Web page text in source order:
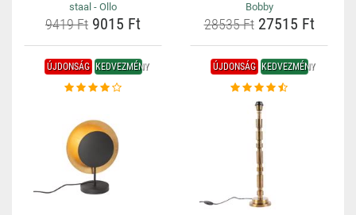
staal - Ollo
9419 Ft 9015 Ft
Bobby
28535 Ft27515 Ft
ÚJDONSÁG KEDVEZMÉNY ÚJDONSÁG KEDVEZMÉNY